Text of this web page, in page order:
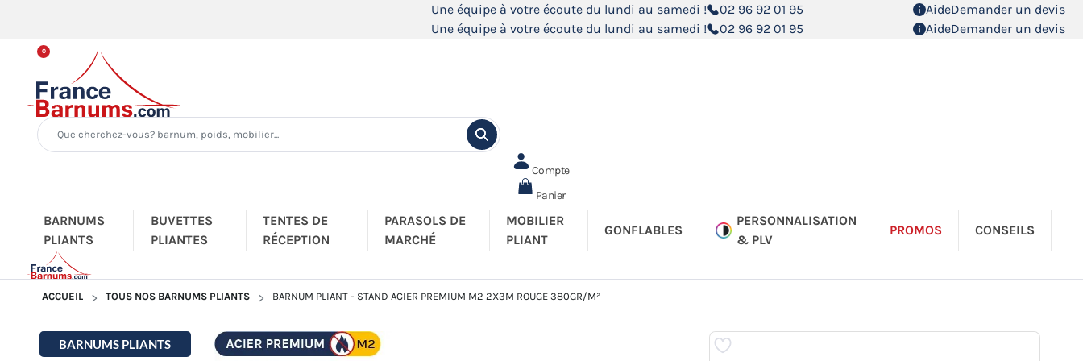
Une équipe à votre écoute du lundi au samedi ! 02 96 92 01 95 AideDemander un devis
Une équipe à votre écoute du lundi au samedi !
02 96 92 01 95 AideDemander un devis
Compte
0
Panier
BARNUMS
PLIANTS
BUVETTES
PLIANTES
TENTES DE
RÉCEPTION
PARASOLS DE
MARCHÉ
MOBILIER
PLIANT
GONFLABLES
PERSONNALISATION
& PLV
PROMOS CONSEILS
ACCUEIL TOUS NOS BARNUMS PLIANTS BARNUM PLIANT - STAND ACIER PREMIUM M2 2X3M ROUGE 380GR/M²
BARNUMS PLIANTS